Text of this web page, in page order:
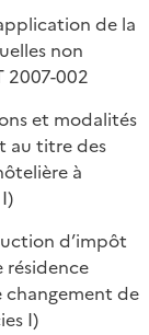
de la
non
2007-002
et modalités
au titre des
à
d’impôt
résidence
changement de
I)